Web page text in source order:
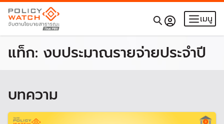
เมนู
แท็ก: งบประมาณรายจ่ายประจำปี
บทความ